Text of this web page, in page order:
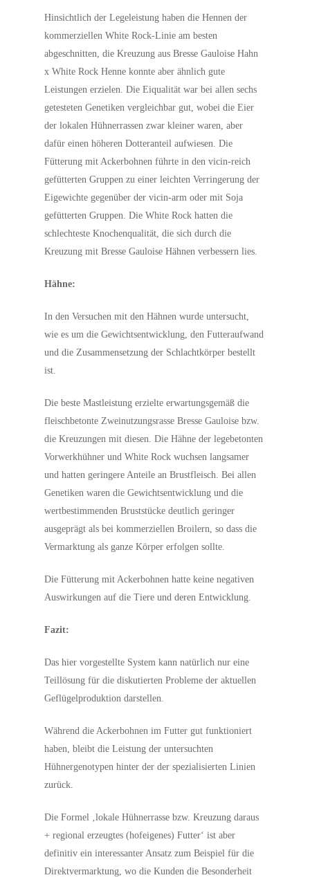
Hinsichtlich der Legeleistung haben die Hennen der
kommerziellen White Rock-Linie am besten
abgeschnitten, die Kreuzung aus Bresse Gauloise Hahn
x White Rock Henne konnte aber ähnlich gute
Leistungen erzielen. Die Eiqualität war bei allen sechs
getesteten Genetiken vergleichbar gut, wobei die Eier
der lokalen Hühnerrassen zwar kleiner waren, aber
dafür einen höheren Dotteranteil aufwiesen. Die
Fütterung mit Ackerbohnen führte in den vicin-reich
gefütterten Gruppen zu einer leichten Verringerung der
Eigewichte gegenüber der vicin-arm oder mit Soja
gefütterten Gruppen. Die White Rock hatten die
schlechteste Knochenqualität, die sich durch die
Kreuzung mit Bresse Gauloise Hähnen verbessern lies.
Hähne:
In den Versuchen mit den Hähnen wurde untersucht,
wie es um die Gewichtsentwicklung, den Futteraufwand
und die Zusammensetzung der Schlachtkörper bestellt
ist.
Die beste Mastleistung erzielte erwartungsgemäß die
fleischbetonte Zweinutzungsrasse Bresse Gauloise bzw.
die Kreuzungen mit diesen. Die Hähne der legebetonten
Vorwerkhühner und White Rock wuchsen langsamer
und hatten geringere Anteile an Brustfleisch. Bei allen
Genetiken waren die Gewichtsentwicklung und die
wertbestimmenden Bruststücke deutlich geringer
ausgeprägt als bei kommerziellen Broilern, so dass die
Vermarktung als ganze Körper erfolgen sollte.
Die Fütterung mit Ackerbohnen hatte keine negativen
Auswirkungen auf die Tiere und deren Entwicklung.
Fazit:
Das hier vorgestellte System kann natürlich nur eine
Teillösung für die diskutierten Probleme der aktuellen
Geflügelproduktion darstellen.
Während die Ackerbohnen im Futter gut funktioniert
haben, bleibt die Leistung der untersuchten
Hühnergenotypen hinter der der spezialisierten Linien
zurück.
Die Formel ‚lokale Hühnerrasse bzw. Kreuzung daraus
+ regional erzeugtes (hofeigenes) Futter‘ ist aber
definitiv ein interessanter Ansatz zum Beispiel für die
Direktvermarktung, wo die Kunden die Besonderheit